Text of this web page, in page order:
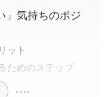
」気持ちのポジ
ット
ためのステップ